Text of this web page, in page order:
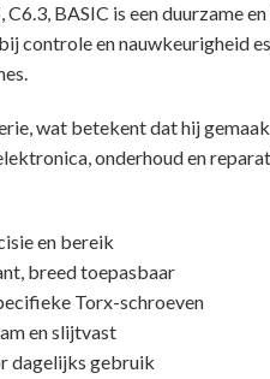
C6.3, BASIC is een
controle en nauwkeurigheid
wat betekent dat hij
onderhoud en
en bereik
breed toepasbaar
Torx-schroeven
en slijtvast
dagelijks gebruik